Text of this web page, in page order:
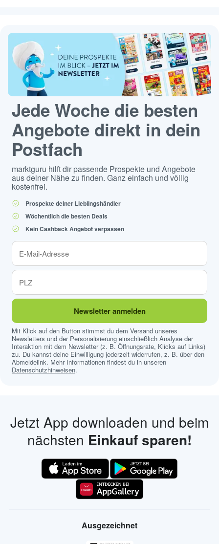
Jede Woche die besten
Angebote direkt in dein
Postfach
marktguru hilft dir passende Prospekte und Angebote
aus deiner Nähe zu finden. Ganz einfach und völlig
kostenfrei.
Prospekte deiner Lieblingshändler
Wöchentlich die besten Deals
Kein Cashback Angebot verpassen
Newsletter anmelden
Mit Klick auf den Button stimmst du dem Versand unseres
Newsletters und der Personalisierung einschließlich Analyse der
Interaktion mit dem Newsletter (z. B. Öffnungsrate, Klicks auf Links)
zu. Du kannst deine Einwilligung jederzeit widerrufen, z. B. über den
Abmeldelink. Mehr Informationen findest du in unseren
Datenschutzhinweisen.
Jetzt App downloaden und beim
nächsten Einkauf sparen!
Ausgezeichnet